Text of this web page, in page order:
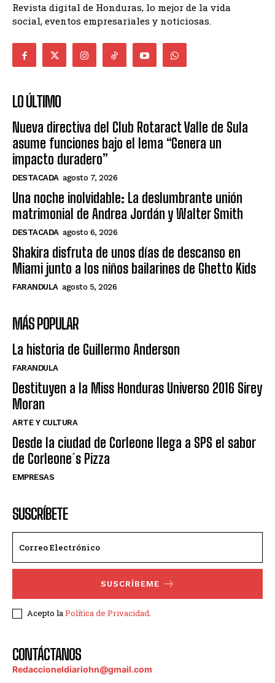
Revista digital de Honduras, lo mejor de la vida
social, eventos empresariales y noticiosas.
LO ÚLTIMO
Nueva directiva del Club Rotaract Valle de Sula
asume funciones bajo el lema “Genera un
impacto duradero”
DESTACADA agosto 7, 2026
Una noche inolvidable: La deslumbrante unión
matrimonial de Andrea Jordán y Walter Smith
DESTACADA agosto 6, 2026
Shakira disfruta de unos días de descanso en
Miami junto a los niños bailarines de Ghetto Kids
FARANDULA agosto 5, 2026
MÁS POPULAR
La historia de Guillermo Anderson
FARANDULA
Destituyen a la Miss Honduras Universo 2016 Sirey
Moran
ARTE Y CULTURA
Desde la ciudad de Corleone llega a SPS el sabor
de Corleone´s Pizza
EMPRESAS
SUSCRÍBETE
SUSCRÍBEME
Acepto laPolítica de Privacidad.
CONTÁCTANOS
Redaccioneldiariohn@gmail.com